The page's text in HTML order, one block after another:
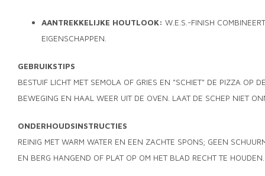
AANTREKKELIJKE HOUTLOOK: W.E.S.-FINISH
EIGENSCHAPPEN.
GEBRUIKSTIPS
BESTUIF LICHT MET SEMOLA OF GRIES EN "SCHIET" DE PIZZA OP
BEWEGING EN HAAL WEER UIT DE OVEN. LAAT DE SCHEP NIET
ONDERHOUDSINSTRUCTIES
REINIG MET WARM WATER EN EEN ZACHTE SPONS; GEEN
EN BERG HANGEND OF PLAT OP OM HET BLAD RECHT TE